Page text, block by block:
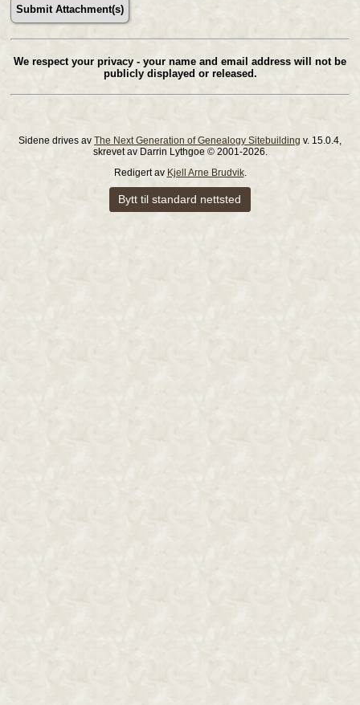
We respect your privacy - your name and email address will not be
publicly displayed or released.
Sidene drives av The Next Generation of Genealogy Sitebuilding v. 15.0.4,
skrevet av Darrin Lythgoe © 2001-2026.
Redigert av Kjell Arne Brudvik.
Bytt til standard nettsted